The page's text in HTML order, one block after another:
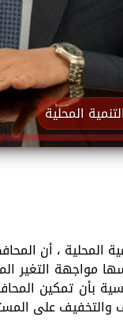
المحلية
المحلية ، أن
مواجهة التغير
بأن تمكين
على